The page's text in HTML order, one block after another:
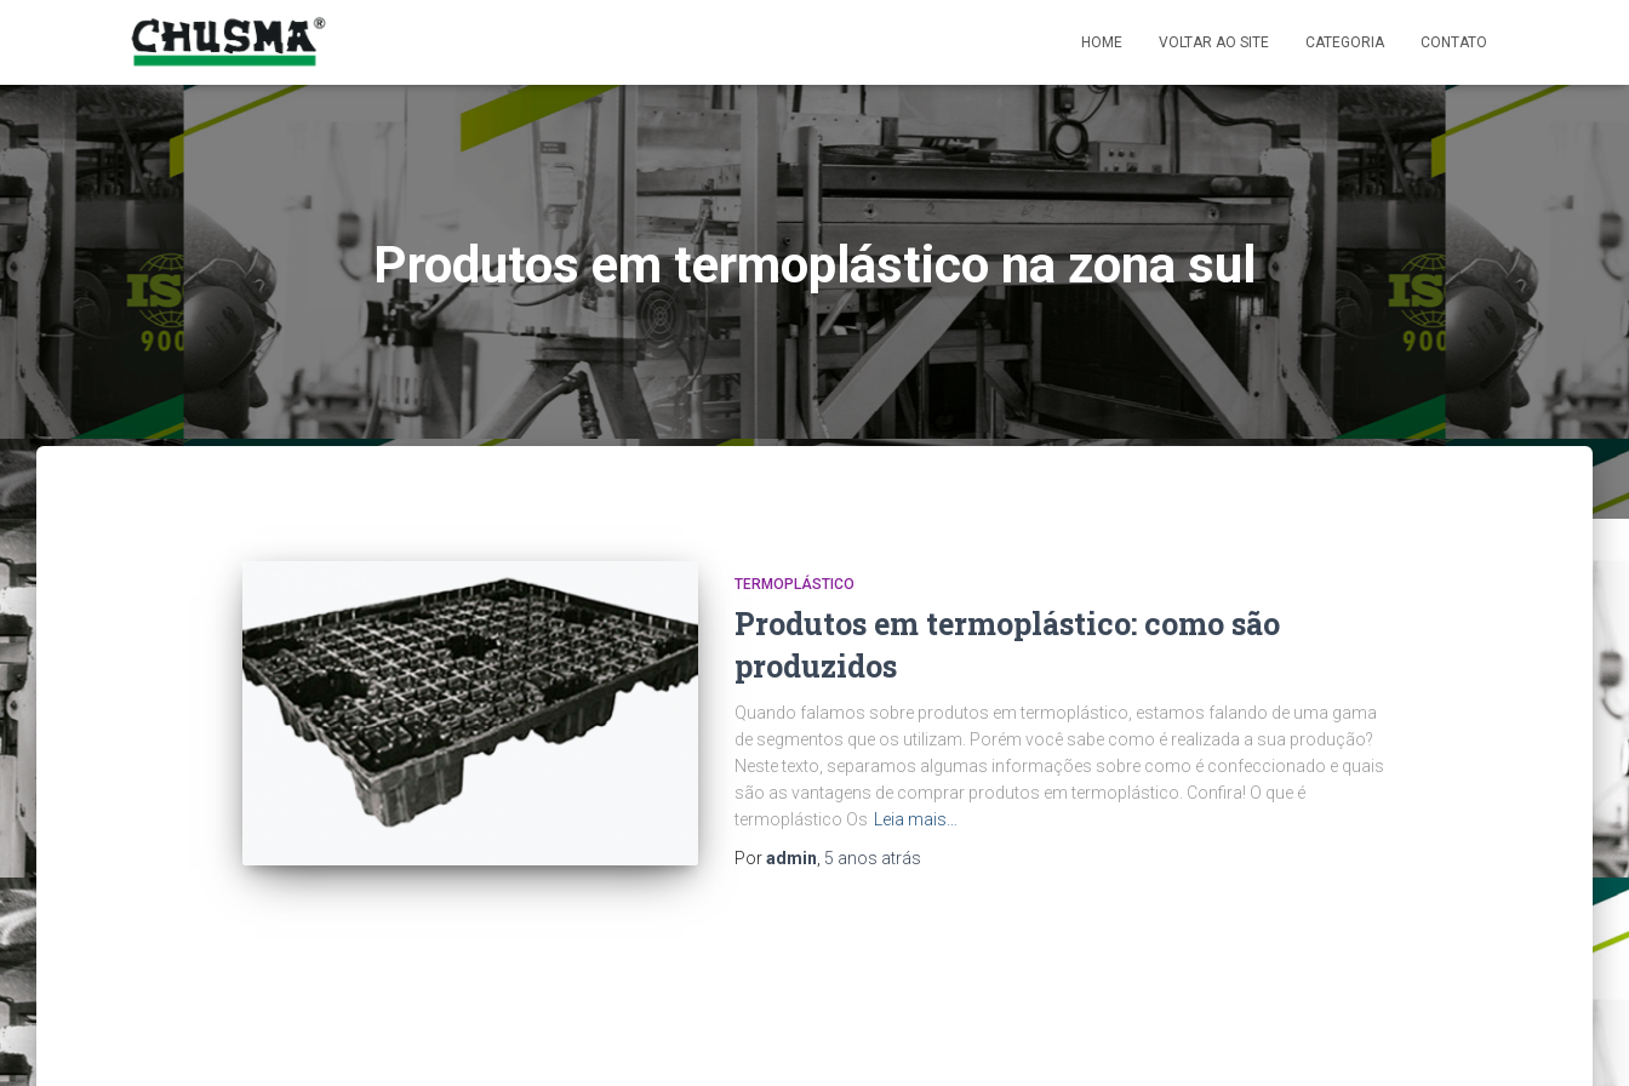
HOME VOLTAR AO SITE CATEGORIA CONTATO
Produtos em termoplástico na zona sul
TERMOPLÁSTICO
Produtos em termoplástico: como são
produzidos
Quando falamos sobre produtos em termoplástico, estamos falando de uma gama
de segmentos que os utilizam. Porém você sabe como é realizada a sua produção?
Neste texto, separamos algumas informações sobre como é confeccionado e quais
são as vantagens de comprar produtos em termoplástico. Confira! O que é
termoplástico Os
Leia mais…
Poradmin 5 anos atrás